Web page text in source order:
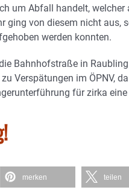
um Abfall handelt,
ging von diesem nicht aus,
werden konnten.
Bahnhofstraße in
Verspätungen im ÖPNV,
für zirka
merken teilen